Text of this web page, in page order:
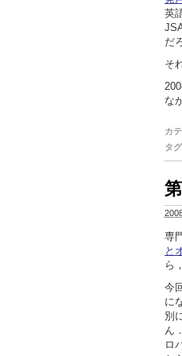
英
だ
そ
な
カ
タグ
専
と
ら
今
に
別
ん
ロ